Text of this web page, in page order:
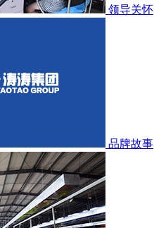
领导关怀
品牌故事